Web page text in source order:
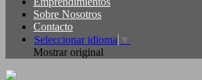
Sobre Nosotros
Contacto
Seleccionar idioma
Mostrar original